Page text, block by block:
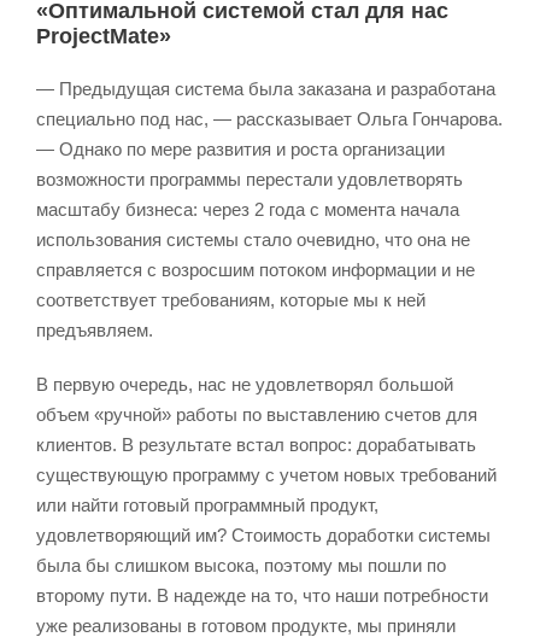
«Оптимальной системой стал для нас
ProjectMate»
— Предыдущая система была заказана и разработана
специально под нас, — рассказывает Ольга Гончарова.
— Однако по мере развития и роста организации
возможности программы перестали удовлетворять
масштабу бизнеса: через 2 года с момента начала
использования системы стало очевидно, что она не
справляется с возросшим потоком информации и не
соответствует требованиям, которые мы к ней
предъявляем.
В первую очередь, нас не удовлетворял большой
объем «ручной» работы по выставлению счетов для
клиентов. В результате встал вопрос: дорабатывать
существующую программу с учетом новых требований
или найти готовый программный продукт,
удовлетворяющий им? Стоимость доработки системы
была бы слишком высока, поэтому мы пошли по
второму пути. В надежде на то, что наши потребности
уже реализованы в готовом продукте, мы приняли